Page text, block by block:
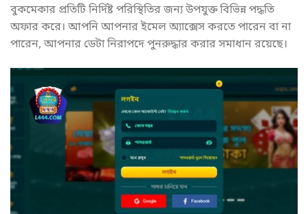
বুকমেকার প্রতিটি নির্দিষ্ট পরিস্থিতির জন্য উপযুক্ত বিভিন্ন পদ্ধতি
অফার করে। আপনি আপনার ইমেল অ্যাক্সেস করতে পারেন বা না
পারেন, আপনার ডেটা নিরাপদে পুনরুদ্ধার করার সমাধান রয়েছে।